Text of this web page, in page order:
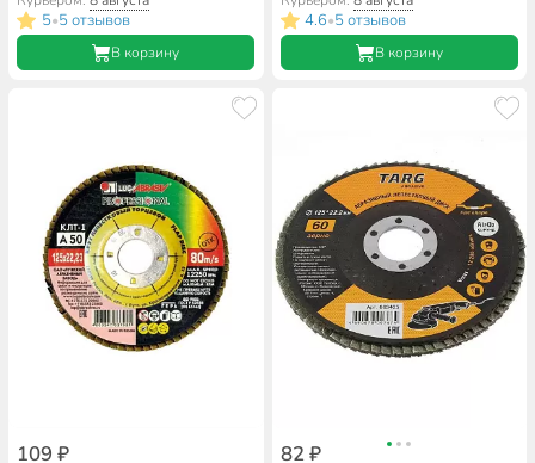
ZK100, шлифовальный
5•5 отзывов
В корзину
A100, шлифовальный
4.6•5 отзывов
В корзину
109 ₽ 82 ₽